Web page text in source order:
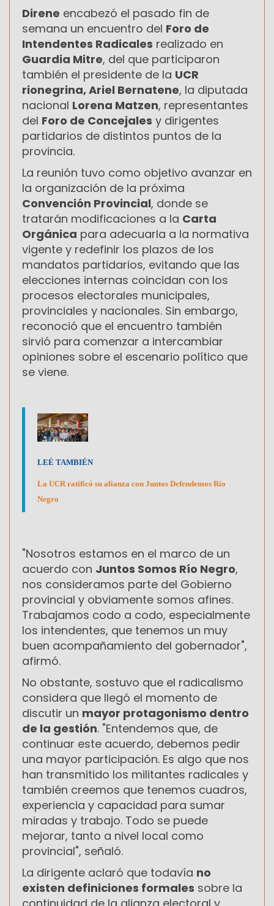
Direne encabezó el pasado fin de
semana un encuentro del Foro de
Intendentes Radicales realizado en
Guardia Mitre, del que participaron
también el presidente de la UCR
rionegrina, Ariel Bernatene, la diputada
nacional Lorena Matzen, representantes
del Foro de Concejales y dirigentes
partidarios de distintos puntos de la
provincia.
La reunión tuvo como objetivo avanzar en
la organización de la próxima
Convención Provincial, donde se
tratarán modificaciones a la Carta
Orgánica para adecuarla a la normativa
vigente y redefinir los plazos de los
mandatos partidarios, evitando que las
elecciones internas coincidan con los
procesos electorales municipales,
provinciales y nacionales. Sin embargo,
reconoció que el encuentro también
sirvió para comenzar a intercambiar
opiniones sobre el escenario político que
se viene.
LEÉ TAMBIÉN
La UCR ratificó su alianza con Juntos Defendemos Río
Negro
"Nosotros estamos en el marco de un
acuerdo con Juntos Somos Río Negro,
nos consideramos parte del Gobierno
provincial y obviamente somos afines.
Trabajamos codo a codo, especialmente
los intendentes, que tenemos un muy
buen acompañamiento del gobernador",
afirmó.
No obstante, sostuvo que el radicalismo
considera que llegó el momento de
discutir un mayor protagonismo dentro
de la gestión. "Entendemos que, de
continuar este acuerdo, debemos pedir
una mayor participación. Es algo que nos
han transmitido los militantes radicales y
también creemos que tenemos cuadros,
experiencia y capacidad para sumar
miradas y trabajo. Todo se puede
mejorar, tanto a nivel local como
provincial", señaló.
La dirigente aclaró que todavía no
existen definiciones formales sobre la